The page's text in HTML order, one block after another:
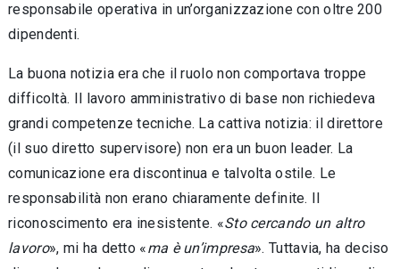
responsabi­le operativa in un’organizzazione con oltre 200
dipendenti.
La buona notizia era che il ruolo non com­portava troppe
difficoltà. Il lavoro amministra­tivo di base non richiedeva
grandi competenze tecniche. La cattiva notizia: il direttore
(il suo diretto supervisore) non era un buon leader. La
comunicazione era discontinua e talvolta osti­le. Le
responsabilità non erano chiaramente definite. Il
riconoscimento era inesistente. «Sto cercando un altro
lavoro», mi ha detto «ma è un’impresa». Tuttavia, ha deciso